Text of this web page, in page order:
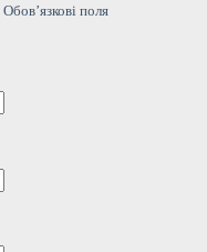
Обов’язкові поля